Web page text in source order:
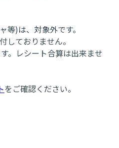
)は、対象外です。
ておりません。
。レシート合算は出来ませ
をご確認ください。